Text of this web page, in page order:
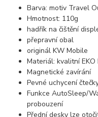
Barva: motiv Travel
Hmotnost: 110g
hadřík na čištění
přepravní obal
originál KW Mobile
Materiál: kvalitní
Magnetické zavírání
Pevné uchycení
Funkce AutoSleep/
probouzení
Přední desky lze